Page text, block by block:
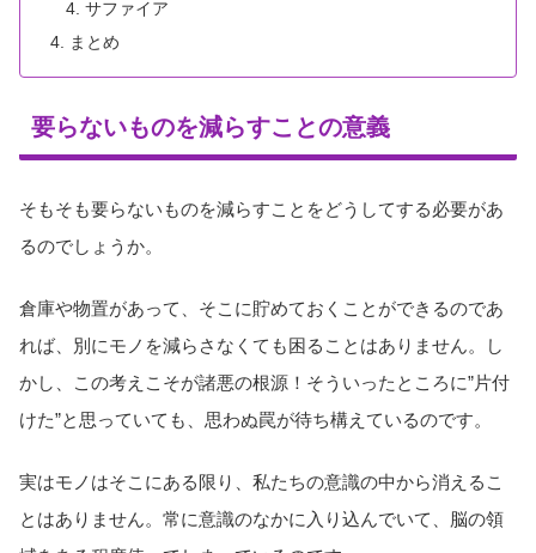
サファイア
まとめ
要らないものを減らすことの意義
そもそも要らないものを減らすことをどうしてする必要があ
るのでしょうか。
倉庫や物置があって、そこに貯めておくことができるのであ
れば、別にモノを減らさなくても困ることはありません。し
かし、この考えこそが諸悪の根源！そういったところに”片付
けた”と思っていても、思わぬ罠が待ち構えているのです。
実はモノはそこにある限り、私たちの意識の中から消えるこ
とはありません。常に意識のなかに入り込んでいて、脳の領